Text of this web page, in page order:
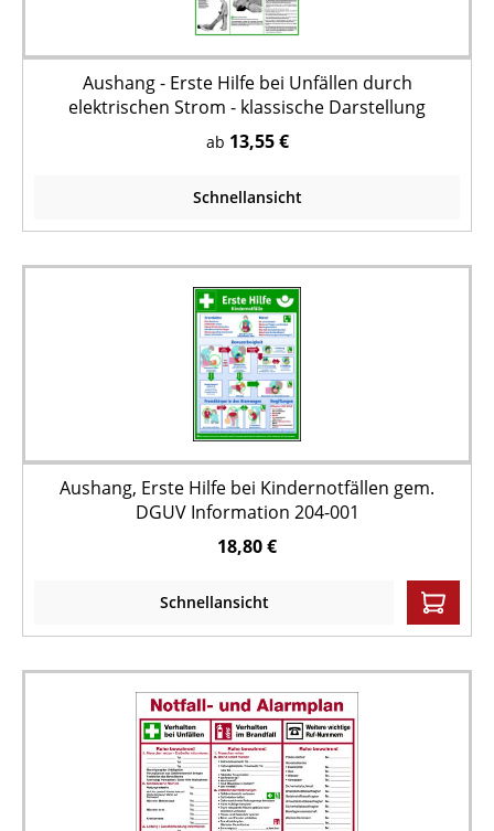
Aushang - Erste Hilfe bei Unfällen durch
elektrischen Strom - klassische Darstellung
ab 13,55 €
Schnellansicht
Aushang, Erste Hilfe bei Kindernotfällen gem.
DGUV Information 204-001
18,80 €
Schnellansicht